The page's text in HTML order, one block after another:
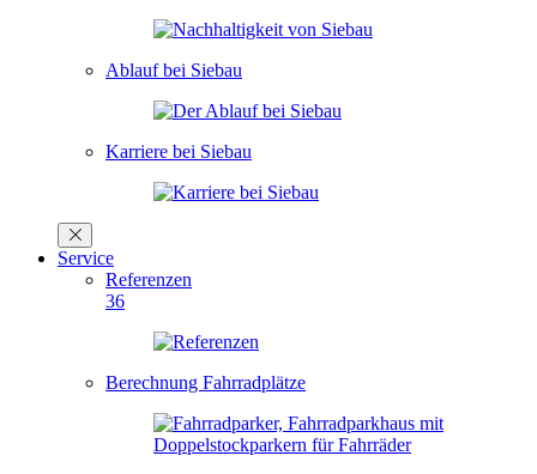
Ablauf bei Siebau
Karriere bei Siebau
Service
Referenzen
36
Berechnung Fahrradplätze